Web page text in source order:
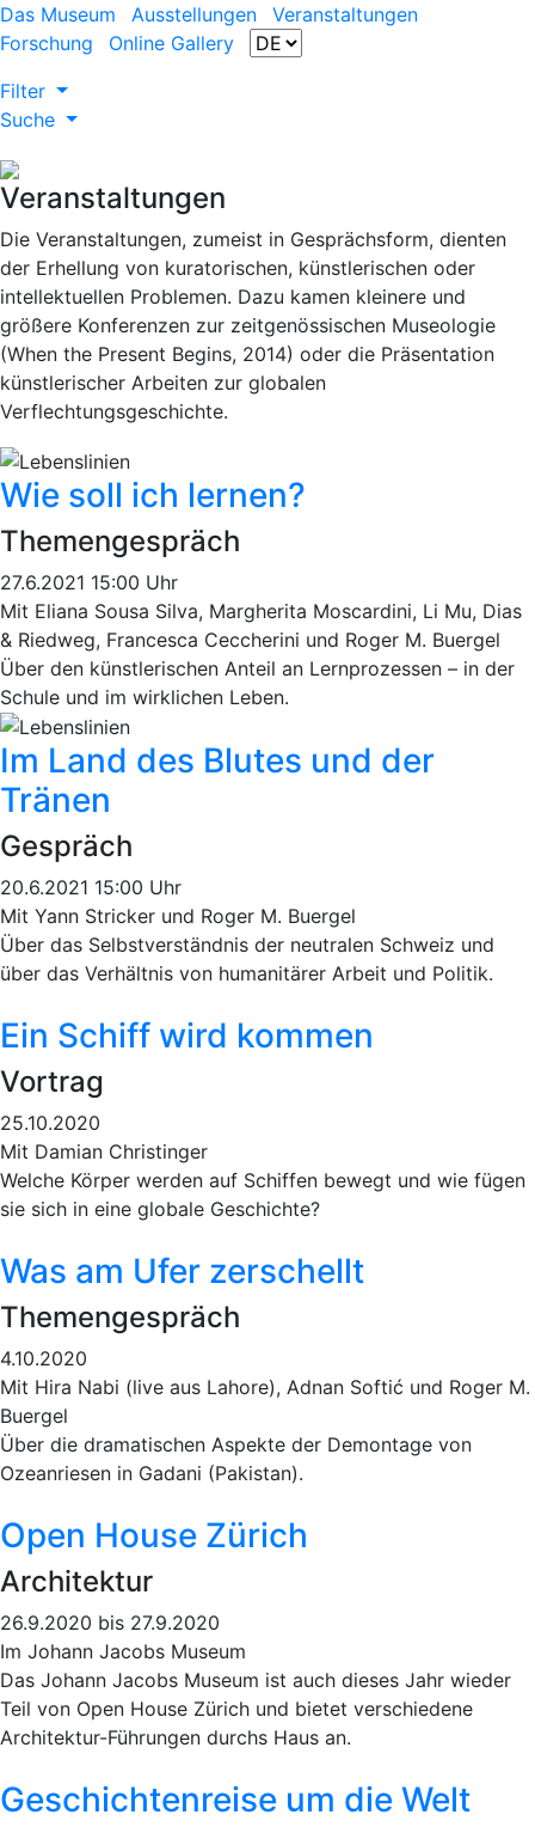
Das Museum Ausstellungen
Veranstaltungen
Forschung
Online Gallery
Filter
Suche
Veranstaltungen
Die Veranstaltungen, zumeist in Gesprächsform, dienten
der Erhellung von kuratorischen, künstlerischen oder
intellektuellen Problemen. Dazu kamen kleinere und
größere Konferenzen zur zeitgenössischen Museologie
(When the Present Begins, 2014) oder die Präsentation
künstlerischer Arbeiten zur globalen
Verflechtungsgeschichte.
Wie soll ich lernen?
Themengespräch
27.6.2021 15:00 Uhr
Mit Eliana Sousa Silva, Margherita Moscardini, Li Mu, Dias
& Riedweg, Francesca Ceccherini und Roger M. Buergel
Über den künstlerischen Anteil an Lernprozessen – in der
Schule und im wirklichen Leben.
Im Land des Blutes und der
Tränen
Gespräch
20.6.2021 15:00 Uhr
Mit Yann Stricker und Roger M. Buergel
Über das Selbstverständnis der neutralen Schweiz und
über das Verhältnis von humanitärer Arbeit und Politik.
Ein Schiff wird kommen
Vortrag
25.10.2020
Mit Damian Christinger
Welche Körper werden auf Schiffen bewegt und wie fügen
sie sich in eine globale Geschichte?
Was am Ufer zerschellt
Themengespräch
4.10.2020
Mit Hira Nabi (live aus Lahore), Adnan Softić und Roger M.
Buergel
Über die dramatischen Aspekte der Demontage von
Ozeanriesen in Gadani (Pakistan).
Open House Zürich
Architektur
26.9.2020 bis 27.9.2020
Im Johann Jacobs Museum
Das Johann Jacobs Museum ist auch dieses Jahr wieder
Teil von Open House Zürich und bietet verschiedene
Architektur-Führungen durchs Haus an.
Geschichtenreise um die Welt